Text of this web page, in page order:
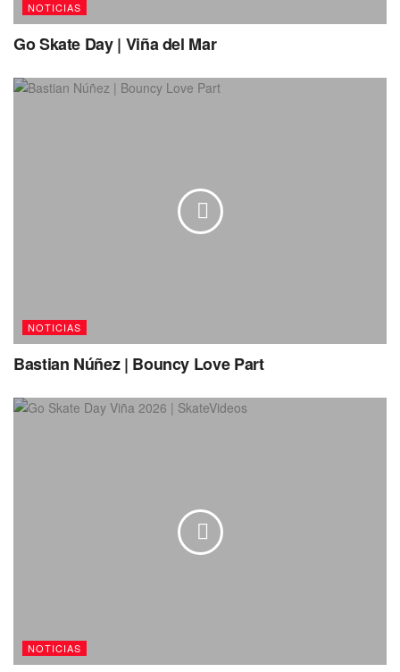
NOTICIAS
Go Skate Day | Viña del Mar
NOTICIAS
Bastian Núñez | Bouncy Love Part
NOTICIAS